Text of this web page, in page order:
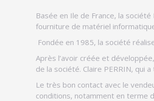
Basée en Ile de France, la
fourniture de matériel
Fondée en 1985, la société
Après l’avoir créée et
de la société. Claire PERRIN, qui
Le très bon contact avec le
conditions, notamment en terme